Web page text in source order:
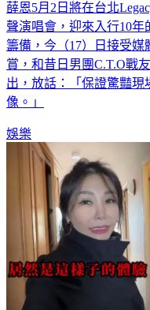
薛恩5月2日將在台北
聲演唱會，迎來入行10
籌備，今（17）日接受
賞，和昔日男團C.T.O戰
出，放話：「保證驚豔現
像。」
娛樂